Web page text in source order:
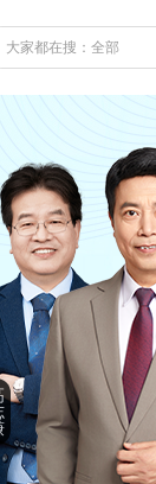
大家都在搜：全部